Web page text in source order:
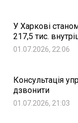
У Харкові
217,5 тис.
01.07.2026, 22:06
Консультація
дзвонити
01.07.2026, 21:03